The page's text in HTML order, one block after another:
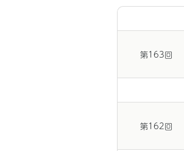
第163回
第162回